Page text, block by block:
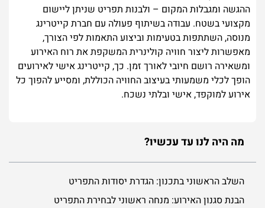
ההגשה ומגבלות המקום – ולבנות תפריט שניתן ליישום
מקצועי בשטח. עבודה בשיתוף פעולה עם חברת קייטרינג
מנוסה, השתתפות בטעימות וביצוע התאמות לפי הצורך,
מאפשרות ליצור חוויה קולינרית המשקפת את רוח האירוע
ומשאירה רושם חיובי לאורך זמן. כך, קייטרינג אישי לאירועים
הופך לכלי משמעותי בעיצוב החוויה הכוללת, ומסייע להפוך כל
אירוע למוקפד, אישי ובלתי נשכח.
מה היה לנו עד עכשיו?
השלב הראשוני בתכנון: הגדרת יסודות התפריט
הבנת סגנון האירוע: מנחה ראשוני לבחירת התפריט